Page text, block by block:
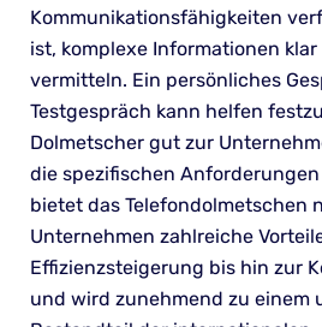
Kommunikationsfähigkeiten
ist, komplexe Informationen
vermitteln. Ein persönliches
Testgespräch kann helfen
Dolmetscher gut zur
die spezifischen
bietet das Telefondolmetschen
Unternehmen zahlreiche
Effizienzsteigerung bis hin zur
und wird zunehmend zu einem